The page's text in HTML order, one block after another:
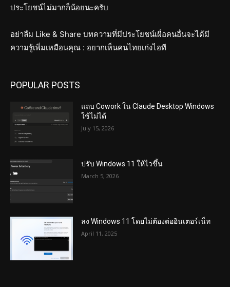
ประโยชน์ไม่มากก็น้อยนะครับ
อย่าลืม Like & Share บทความที่มีประโยชน์เผื่อคนอื่นจะได้มี
ความรู้เพิ่มเหมือนคุณ : อยากเห็นคนไทยเก่งไอที
POPULAR POSTS
แถบ Cowork ใน Claude Desktop Windows
ใช้ไม่ได้
July 15, 2026
ปรับ Windows 11 ให้ไวขึ้น
March 5, 2026
ลง Windows 11 โดยไม่ต้องต่ออินเตอร์เน็ท
April 11, 2025